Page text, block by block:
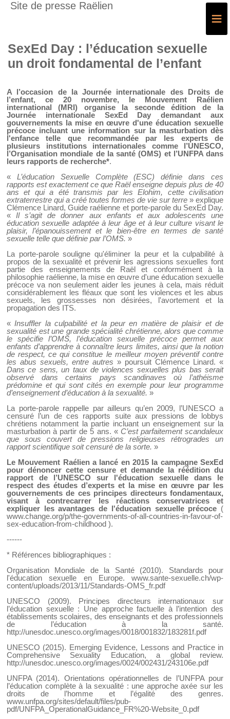
Site de presse Raëlien
≡
SexEd Day : l’éducation sexuelle
un droit fondamental de l’enfant
A l’occasion de la Journée internationale des Droits de
l’enfant, ce 20 novembre, le Mouvement Raélien
international (MRI) organise la seconde édition de la
Journée internationale SexEd Day demandant aux
gouvernements la mise en œuvre d'une éducation sexuelle
précoce incluant une information sur la masturbation dès
l'enfance telle que recommandée par les experts de
plusieurs institutions internationales comme l’UNESCO,
l’Organisation mondiale de la santé (OMS) et l’UNFPA dans
leurs rapports de recherche*.
« L’éducation Sexuelle Complète (ESC) définie dans ces
rapports est exactement ce que Raël enseigne depuis plus de 40
ans et qui a été transmis par les Elohim, cette civilisation
extraterrestre qui a créé toutes formes de vie sur terre » explique
Clémence Linard, Guide raélienne et porte-parole du SexEd Day.
« Il s’agit de donner aux enfants et aux adolescents une
éducation sexuelle adaptée à leur âge et à leur culture visant le
plaisir, l’épanouissement et le bien-être en termes de santé
sexuelle telle que définie par l’OMS. »
La porte-parole souligne qu'éliminer la peur et la culpabilité à
propos de la sexualité et prévenir les agressions sexuelles font
partie des enseignements de Raël et conformément à la
philosophie raélienne, la mise en œuvre d'une éducation sexuelle
précoce va non seulement aider les jeunes à cela, mais réduit
considérablement les fléaux que sont les violences et les abus
sexuels, les grossesses non désirées, l'avortement et la
propagation des ITS.
« Insuffler la culpabilité et la peur en matière de plaisir et de
sexualité est une grande spécialité chrétienne, alors que comme
le spécifie l’OMS, l’éducation sexuelle précoce permet aux
enfants d’apprendre à connaître leurs limites, ainsi que la notion
de respect, ce qui constitue le meilleur moyen préventif contre
les abus sexuels, entre autres » poursuit Clémence Linard. «
Dans ce sens, un taux de violences sexuelles plus bas serait
observé dans certains pays scandinaves où l’athéisme
prédomine et qui sont cités en exemple pour leur programme
d’enseignement d’éducation à la sexualité. »
La porte-parole rappelle par ailleurs qu’en 2009, l’UNESCO a
censuré l’un de ces rapports suite aux pressions de lobbys
chrétiens notamment la partie incluant un enseignement sur la
masturbation à partir de 5 ans. « C’est parfaitement scandaleux
que sous couvert de pressions religieuses rétrogrades un
rapport scientifique soit censuré de la sorte. »
Le Mouvement Raélien a lancé en 2015 la campagne SexEd
pour dénoncer cette censure et demande la réédition du
rapport de l’UNESCO sur l'éducation sexuelle dans le
respect des études d’experts et la mise en œuvre par les
gouvernements de ces principes directeurs fondamentaux,
visant à contrecarrer les réactions conservatrices et
expliquer les avantages de l'éducation sexuelle précoce (
www.change.org/p/the-governments-of-all-countries-in-favour-of-
sex-education-from-childhood ).
------
* Références bibliographiques :
Organisation Mondiale de la Santé (2010). Standards pour
l'éducation sexuelle en Europe. www.sante-sexuelle.ch/wp-
content/uploads/2013/11/Standards-OMS_fr.pdf
UNESCO (2009). Principes directeurs internationaux sur
l’éducation sexuelle : Une approche factuelle à l’intention des
établissements scolaires, des enseignants et des professionnels
de l’éducation à la santé.
http://unesdoc.unesco.org/images/0018/001832/183281f.pdf
UNESCO (2015). Emerging Evidence, Lessons and Practice in
Comprehensive Sexuality Education, a global review.
http://unesdoc.unesco.org/images/0024/002431/243106e.pdf
UNFPA (2014). Orientations opérationnelles de l’UNFPA pour
l’éducation complète à la sexualité : une approche axée sur les
droits de l’homme et l’égalité des genres.
www.unfpa.org/sites/default/files/pub-
pdf/UNFPA_OperationalGuidance_FR%20-Website_0.pdf